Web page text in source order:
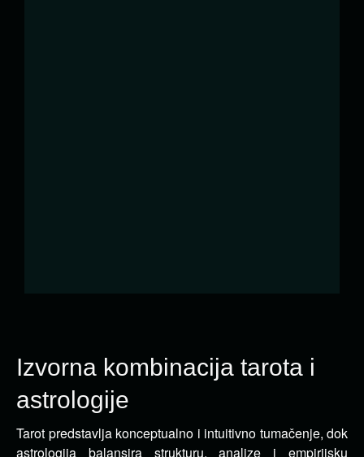
Izvorna kombinacija tarota i
astrologije
Tarot predstavlja konceptualno i intuitivno tumačenje, dok
astrologija balansira strukturu, analize i empirijsku